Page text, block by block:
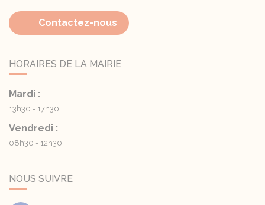
Contactez-nous
HORAIRES DE LA MAIRIE
Mardi :
13h30 - 17h30
Vendredi :
08h30 - 12h30
NOUS SUIVRE